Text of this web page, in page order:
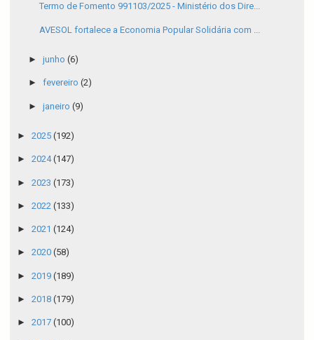
Termo de Fomento 991103/2025 - Ministério dos Dire...
AVESOL fortalece a Economia Popular Solidária com ...
► junho (6)
► fevereiro (2)
► janeiro (9)
► 2025 (192)
► 2024(147)
► 2023 (173)
► 2022 (133)
► 2021 (124)
► 2020 (58)
► 2019 (189)
► 2018 (179)
► 2017 (100)